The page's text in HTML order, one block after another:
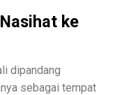
ke
dipandang
sebagai tempat